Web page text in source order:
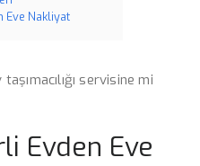
Eve Nakliyat
servisine mi
Evden Eve